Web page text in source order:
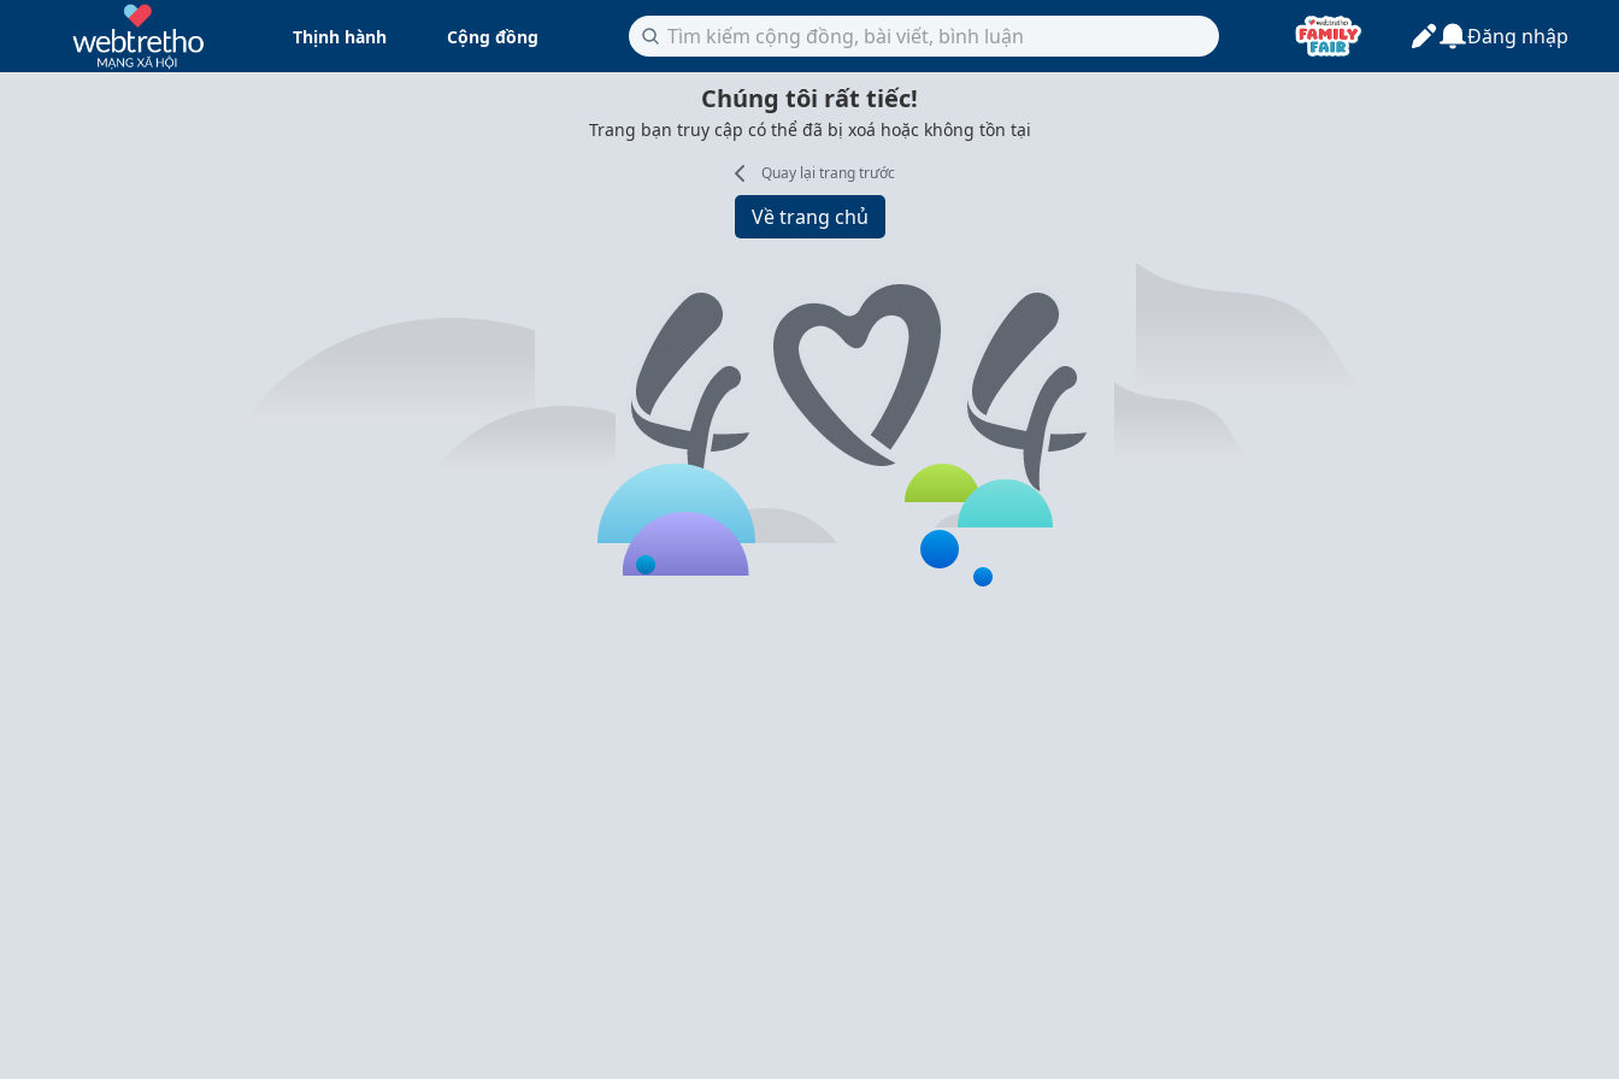
Thịnh hành Cộng đồng Đăng nhập
Chúng tôi rất tiếc!
Trang bạn truy cập có thể đã bị xoá hoặc không tồn tại
Quay lại trang trước
Về trang chủ